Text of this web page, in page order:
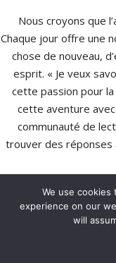
Nous croyons que
Chaque jour offre une
chose de nouveau,
esprit. « Je veux
cette passion pour
cette aventure
communauté de
trouver des réponses
Ce que
We use
experience on our
will